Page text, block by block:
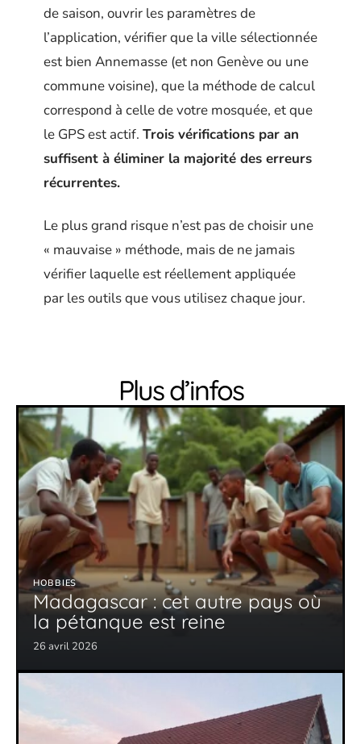
de saison, ouvrir les paramètres de
l’application, vérifier que la ville sélectionnée
est bien Annemasse (et non Genève ou une
commune voisine), que la méthode de calcul
correspond à celle de votre mosquée, et que
le GPS est actif. Trois vérifications par an
suffisent à éliminer la majorité des erreurs
récurrentes.
Le plus grand risque n’est pas de choisir une
« mauvaise » méthode, mais de ne jamais
vérifier laquelle est réellement appliquée
par les outils que vous utilisez chaque jour.
Plus d’infos
HOBBIES
Madagascar : cet autre pays où
la pétanque est reine
26 avril 2026